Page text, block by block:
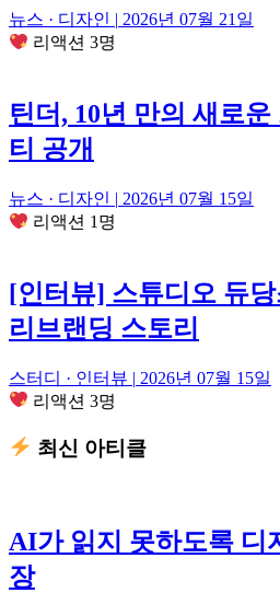
뉴스 · 디자인 | 2026년 07월 21일
리액션 3명
틴더, 10년 만의 새로운
티 공개
뉴스 · 디자인 | 2026년 07월 15일
리액션 1명
[인터뷰] 스튜디오 듀당
리브랜딩 스토리
스터디 · 인터뷰 | 2026년 07월 15일
리액션 3명
최신 아티클
AI가 읽지 못하도록 디
장